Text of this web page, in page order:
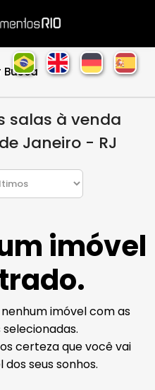
Busca
salas à venda
Janeiro - RJ
imóvel
imóvel com as
certeza que você vai
seus sonhos.